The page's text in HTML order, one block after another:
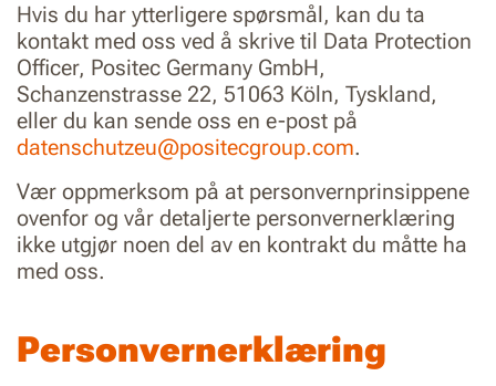
Hvis du har ytterligere spørsmål, kan du ta
kontakt med oss ved å skrive til Data Protection
Officer, Positec Germany GmbH,
Schanzenstrasse 22, 51063 Köln, Tyskland,
eller du kan sende oss en e-post på
datenschutzeu@positecgroup.com.
Vær oppmerksom på at personvernprinsippene
ovenfor og vår detaljerte personvernerklæring
ikke utgjør noen del av en kontrakt du måtte ha
med oss.
Personvernerklæring